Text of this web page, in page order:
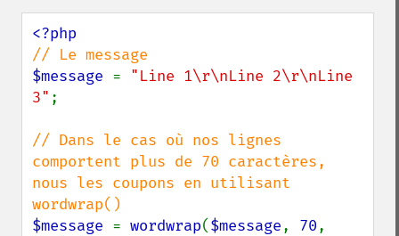
$message = "Line 1\r\nLine 2\r\nLine
3" ;
// Dans le cas où nos lignes
comportent plus de 70 caractères,
nous les coupons en utilisant
$message = wordwrap($message, 70